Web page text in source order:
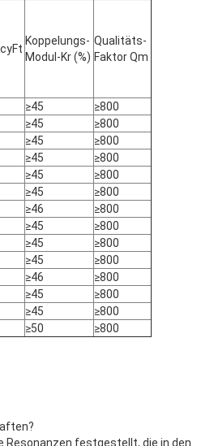
Koppelungs-
Modul-Kr (%)
Qualitäts-
Faktor Qm
≥45
≥800
≥45
≥800
≥45
≥800
≥45
≥800
≥45
≥800
≥45
≥800
≥46
≥800
≥45
≥800
≥45
≥800
≥45
≥800
≥46
≥800
≥45
≥800
≥45
≥800
≥50 ≥800
Resonanzen festgestellt, die in den